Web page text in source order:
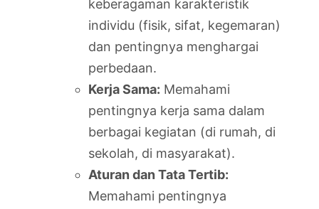
keberagaman karakteristik
individu (fisik, sifat, kegemaran)
dan pentingnya menghargai
perbedaan.
Kerja Sama: Memahami
pentingnya kerja sama dalam
berbagai kegiatan (di rumah, di
sekolah, di masyarakat).
Aturan dan Tata Tertib:
Memahami pentingnya